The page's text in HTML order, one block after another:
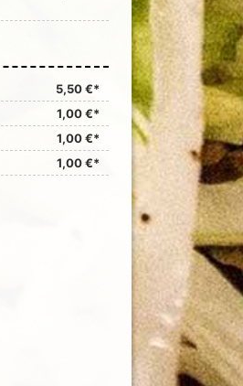
5,50 €*
1,00 €*
1,00 €*
1,00 €*